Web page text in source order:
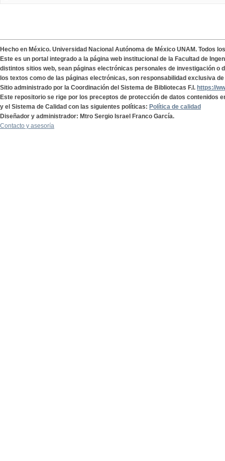
Hecho en México. Universidad Nacional Autónoma de México UNAM. Todos
Este es un portal integrado a la página web institucional de la Facultad de
distintos sitios web, sean páginas electrónicas personales de investigación o
los textos como de las páginas electrónicas, son responsabilidad exclusiva
Sitio administrado por la Coordinación del Sistema de Bibliotecas F.I. https://
Este repositorio se rige por los preceptos de protección de datos contenidos
y el Sistema de Calidad con las siguientes políticas: Política de calidad
Diseñador y administrador: Mtro Sergio Israel Franco García.
Contacto y asesoría